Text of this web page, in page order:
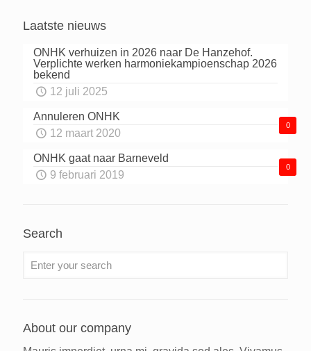
Laatste nieuws
ONHK verhuizen in 2026 naar De Hanzehof.
Verplichte werken harmoniekampioenschap 2026
bekend
12 juli 2025
0
Annuleren ONHK
12 maart 2020
0
ONHK gaat naar Barneveld
9 februari 2019
Search
About our company